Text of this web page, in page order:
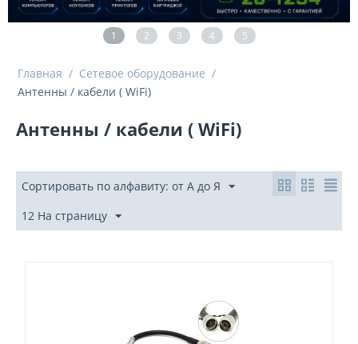
1 2 3 4 5
Главная / Сетевое оборудование /
Антенны / кабели ( WiFi)
Антенны / кабели ( WiFi)
Сортировать по алфавиту: от А до Я
12 На страницу